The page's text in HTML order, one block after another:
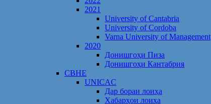
2021
University of Cantabria
University of Cordoba
Varna University of Management
2020
Донишгоҳи Пиза
Донишгоҳи Кантабрия
CBHE
UNICAC
Дар бораи лоиҳа
Хабарҳои лоиҳа